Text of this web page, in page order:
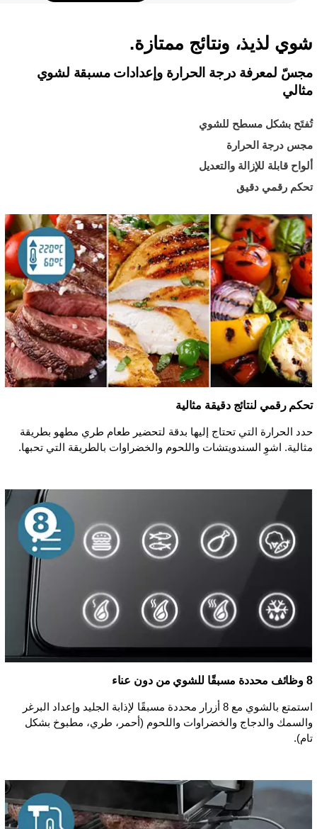
شوي لذيذ، ونتائج ممتازة.
مجسّ لمعرفة درجة الحرارة وإعدادات مسبقة لشوي
مثالي
تُفتَح بشكل مسطح للشوي
مجس درجة الحرارة
ألواح قابلة للإزالة والتعديل
تحكم رقمي دقيق
تحكم رقمي لنتائج دقيقة مثالية
حدد الحرارة التي تحتاج إليها بدقة لتحضير طعام طري مطهو بطريقة
مثالية. اشوِ السندويتشات واللحوم والخضراوات بالطريقة التي تحبها.
8 وظائف محددة مسبقًا للشوي من دون عناء
استمتع بالشوي مع 8 أزرار محددة مسبقًا لإذابة الجليد وإعداد البرغر
والسمك والدجاج والخضراوات واللحوم (أحمر، طري، مطبوخ بشكل
تام).